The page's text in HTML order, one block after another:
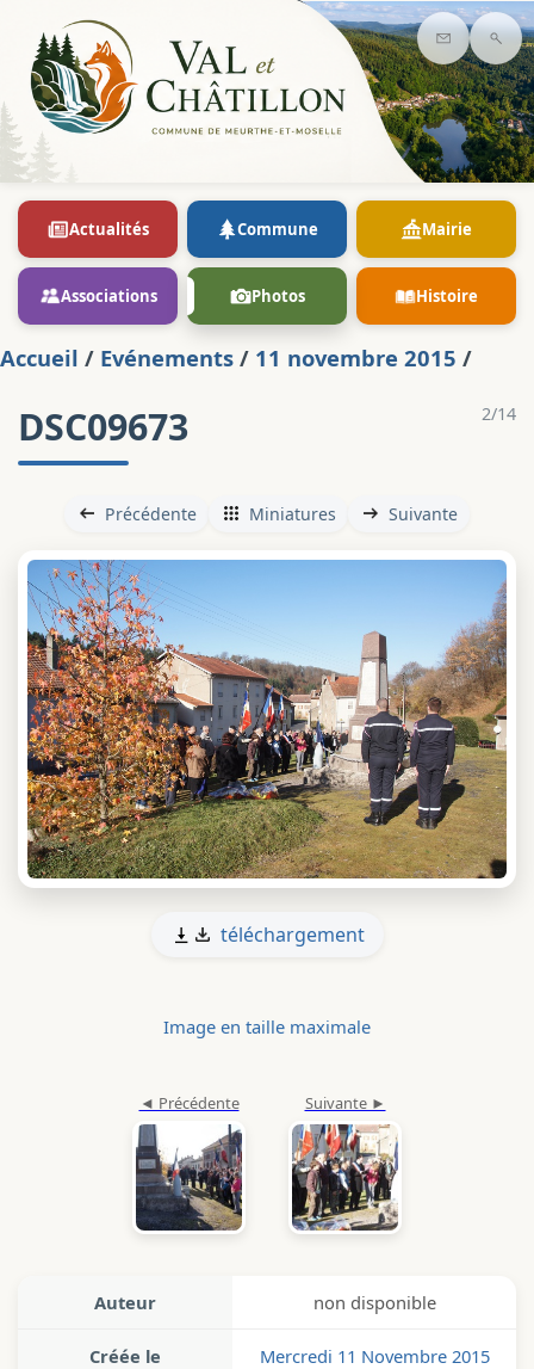
Contact
Actualités Commune Mairie
Associations Photos Histoire
Accueil / Evénements / 11 novembre 2015 /
2/14
DSC09673
Précédente Miniatures Suivante
téléchargement
Image en taille maximale
Auteur non disponible
Créée le Mercredi 11 Novembre 2015